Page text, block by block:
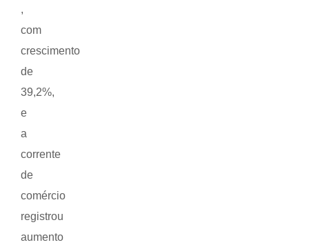
,
com
crescimento
de
39,2%,
e
a
corrente
de
comércio
registrou
aumento